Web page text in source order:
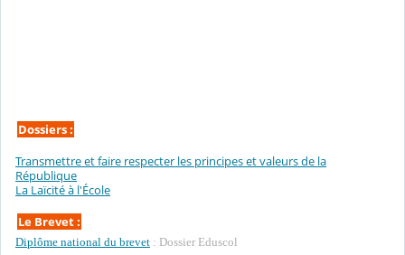
Dossiers :
Transmettre et faire respecter les principes et valeurs de la
République
La Laïcité à l'École
Le Brevet :
Diplôme national du brevet : Dossier Eduscol